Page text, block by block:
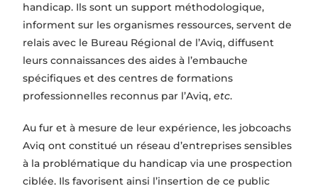
handicap. Ils sont un support méthodologique,
informent sur les organismes ressources, servent de
relais avec le Bureau Régional de l’Aviq, diffusent
leurs connaissances des aides à l’embauche
spécifiques et des centres de formations
professionnelles reconnus par l’Aviq,etc.
Au fur et à mesure de leur expérience, les jobcoachs
Aviq ont constitué un réseau d’entreprises sensibles
à la problématique du handicap via une prospection
ciblée. Ils favorisent ainsi l’insertion de ce public